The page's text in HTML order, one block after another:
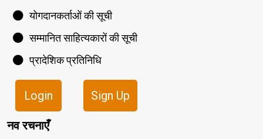
योगदानकर्ताओं की सूची
सम्मानित साहित्यकारों की सूची
प्रादेशिक प्रतिनिधि
Login Sign Up
नव रचनाएँ